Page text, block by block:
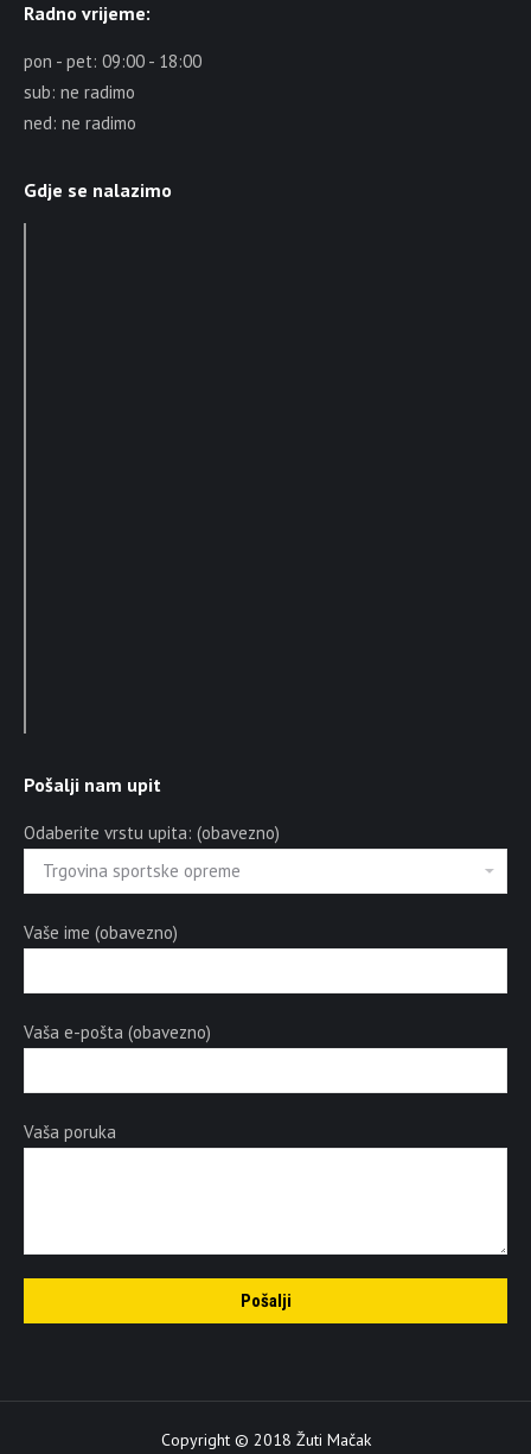
Radno vrijeme:
pon - pet: 09:00 - 18:00
sub: ne radimo
ned: ne radimo
Gdje se nalazimo
Pošalji nam upit
Odaberite vrstu upita: (obavezno)
Vaše ime (obavezno)
Vaša e-pošta (obavezno)
Vaša poruka
Copyright © 2018 Žuti Mačak